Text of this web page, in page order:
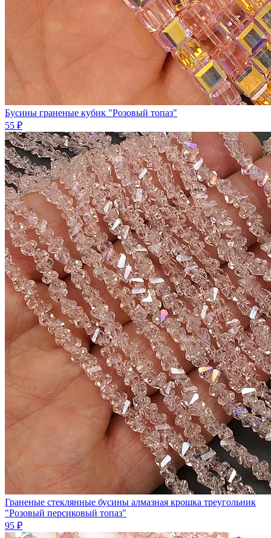
Бусины граненые кубик "Розовый топаз"
55 ₽
Граненые стеклянные бусины алмазная крошка треугольник
"Розовый персиковый топаз"
95 ₽